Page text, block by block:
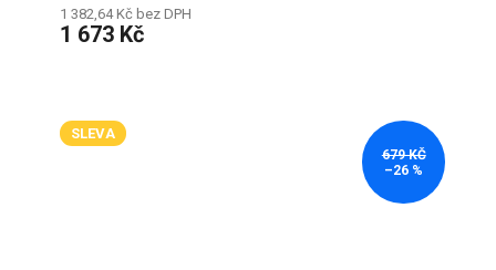
1 382,64 Kč bez DPH
1 673 Kč
SLEVA
679 KČ
–26 %